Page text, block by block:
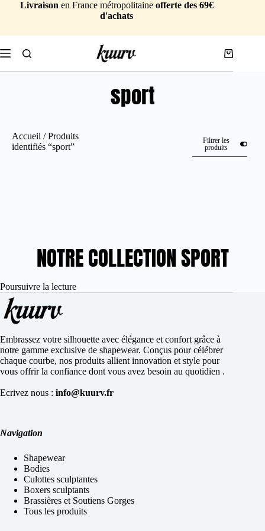
Livraison en France métropolitaine offerte des 69€
d'achats
sport
Accueil / Produits
identifiés “sport”
Filtrer les
produits
NOTRE COLLECTION SPORT
Poursuivre la lecture
Embrassez votre silhouette avec élégance et confort grâce à
notre gamme exclusive de shapewear. Conçus pour célébrer
chaque courbe, nos produits allient innovation et style pour
vous offrir la confiance dont vous avez besoin au quotidien .
Ecrivez nous : info@kuurv.fr
Navigation
Shapewear
Bodies
Culottes sculptantes
Boxers sculptants
Brassières et Soutiens Gorges
Tous les produits